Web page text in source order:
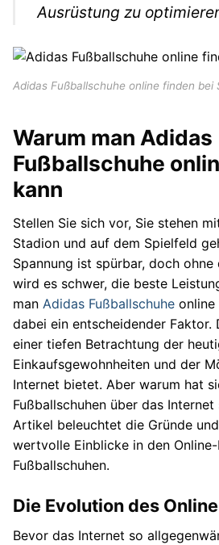
Ausrüstung zu
Adidas Fußballschuhe online finden
Warum man Adidas
Fußballschuhe
kann
Stellen Sie sich vor, Sie stehen
Stadion und auf dem Spielfeld
Spannung ist spürbar, doch
wird es schwer, die beste
man Adidas Fußballschuhe online
dabei ein entscheidender Faktor.
einer tiefen Betrachtung der
Einkaufsgewohnheiten und der
Internet bietet. Aber warum hat
Fußballschuhen über das
Artikel beleuchtet die Gründe
wertvolle Einblicke in den
Fußballschuhen.
Die Evolution des
Bevor das Internet so